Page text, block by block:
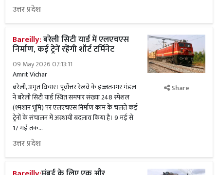
उत्तर प्रदेश
Bareilly:बरेली सिटी यार्ड में एलएचएस
निर्माण, कई ट्रेनें रहेंगी शॉर्ट टर्मिनेट
09 May 2026 07:13:11
Amrit Vichar
बरेली, अमृत विचार। पूर्वोत्तर रेलवे के इज्जतनगर मंडल
ने बरेली सिटी यार्ड स्थित समपार संख्या 248 स्पेशल
(श्मशान भूमि) पर एलएचएस निर्माण काम के चलते कई
ट्रेनों के संचालन में अस्थायी बदलाव किया है। 9 मई से
17 मई तक...
उत्तर प्रदेश
Share